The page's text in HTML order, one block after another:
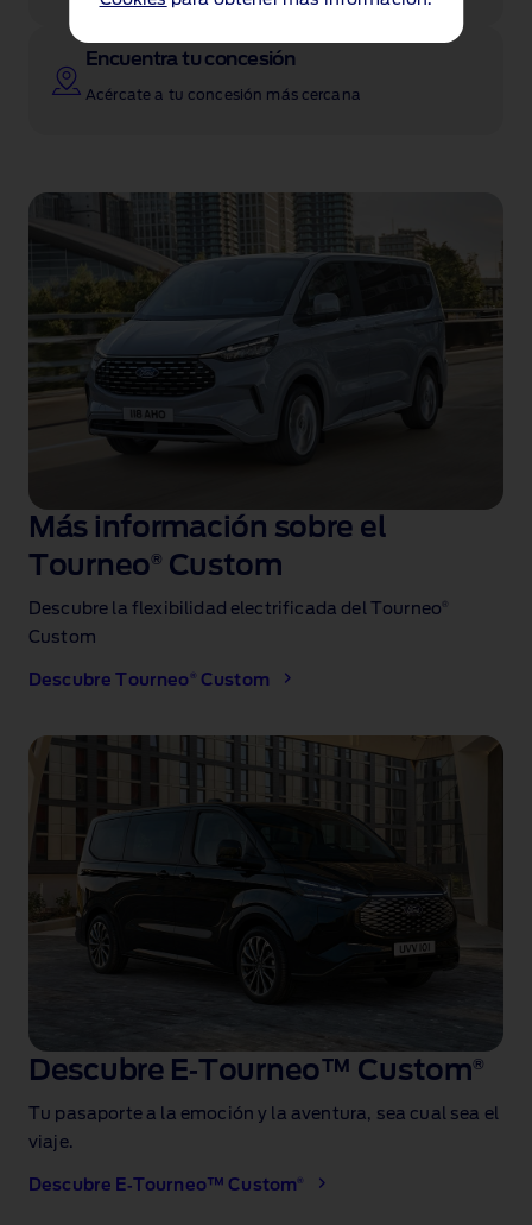
Encuentra tu concesión
Acércate a tu concesión más cercana
Más información sobre el
Tourneo® Custom
Descubre la flexibilidad electrificada del Tourneo
Custom
Descubre Tourneo ® Custom
Descubre E‑Tourneo™ Custom®
Tu pasaporte a la emoción y la aventura, sea cual sea el
viaje.
Descubre E‑Tourneo™ Custom ®